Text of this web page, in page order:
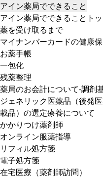
アイン薬局でできること
アイン薬局でできることト
薬を受け取るまで
マイナンバーカードの健康
お薬手帳
一包化
残薬整理
薬局のお会計について-調剤
ジェネリック医薬品（後発
載品）の選定療養について
かかりつけ薬剤師
オンライン服薬指導
リフィル処方箋
電子処方箋
在宅医療（薬剤師訪問）